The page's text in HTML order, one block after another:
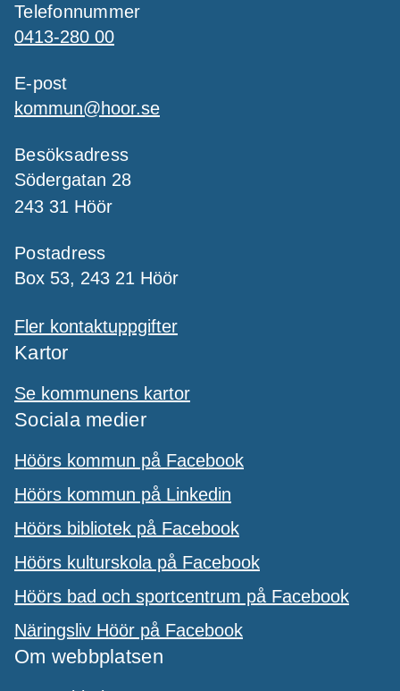
Telefonnummer
0413-280 00
E-post
kommun@hoor.se
Besöksadress
Södergatan 28
243 31 Höör
Postadress
Box 53, 243 21 Höör
Fler kontaktuppgifter
Kartor
Se kommunens kartor
Sociala medier
Höörs kommun på Facebook
Höörs kommun på Linkedin
Höörs bibliotek på Facebook
Höörs kulturskola på Facebook
Höörs bad och sportcentrum på Facebook
Näringsliv Höör på Facebook
Om webbplatsen